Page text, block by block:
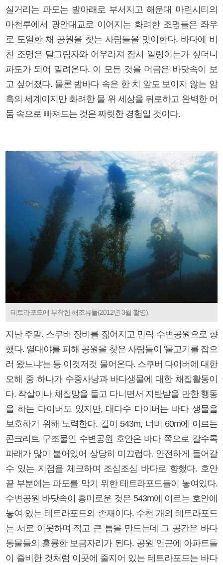
실거리는 파도는 발아래로 부서지고 해운대 마린시티의
마천루에서 광안대교로 이어지는 화려한 조명들은 좌우
로 도열한 채 공원을 찾는 사람들을 맞이한다. 바다에 비
친 조명은 달그림자와 어우러져 잠시 일렁이는가 싶더니
파도가 되어 밀려온다. 이 모든 것을 머금은 바닷속이 보
고 싶어졌다. 물론 밤바다 속은 한 치 앞도 보이지 않는 암
흑의 세계이지만 화려한 물 위 세상을 뒤로하고 완벽한 어
둠 속으로 빠져드는 것은 짜릿한 경험일 것이다.
테트라포드에 부착한 해조류들(2012년 3월 촬영).
지난 주말. 스쿠버 장비를 짊어지고 민락 수변공원으로 향
했다. 열대야를 피해 공원을 찾은 사람들이 '물고기를 잡으
러 왔느냐'는 등 이것저것 물어온다. 스쿠버 다이버에 대한
오해 중 하나가 수중사냥과 바다생물에 대한 채집활동이
다. 작살이나 채집망을 들고 다니면서 지탄받을 만한 행동
을 하는 다이버도 있지만, 대다수 다이버는 바다 생물을
보호하기 위해 노력한다. 길이 543m, 너비 60m에 이르는
콘크리트 구조물인 수변공원 호안은 바다 쪽으로 갈수록
파래가 많이 붙어있어 상당히 미끄럽다. 안전하게 들어갈
수 있는 지점을 체크하며 조심조심 바다로 향했다. 호안
끝 부분에는 파도를 막기 위한 테트라포드들이 놓여있다.
수변공원 바닷속이 흥미로운 것은 543m에 이르는 호안에
놓여 있는 테트라포드의 존재이다. 수천 개의 테트라포드
는 서로 이웃하며 작고 큰 틈을 만드는데 그 공간은 바다
동물들의 훌륭한 보금자리가 된다. 공원 인근에 아파트들
이 즐비한 것처럼 이곳에 줄지어 있는 테트라포드는 바다